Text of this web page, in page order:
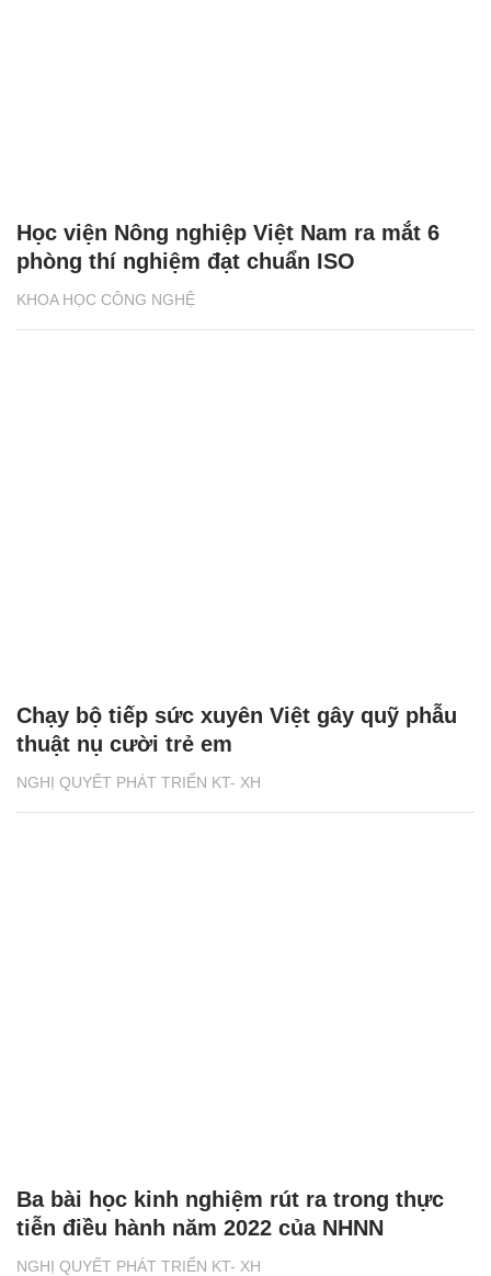
KHOA HỌC CÔNG NGHỆ
Học viện Nông nghiệp Việt Nam ra mắt 6
phòng thí nghiệm đạt chuẩn ISO
NGHỊ QUYẾT PHÁT TRIỂN KT- XH
Chạy bộ tiếp sức xuyên Việt gây quỹ phẫu
thuật nụ cười trẻ em
NGHỊ QUYẾT PHÁT TRIỂN KT- XH
Ba bài học kinh nghiệm rút ra trong thực
tiễn điều hành năm 2022 của NHNN